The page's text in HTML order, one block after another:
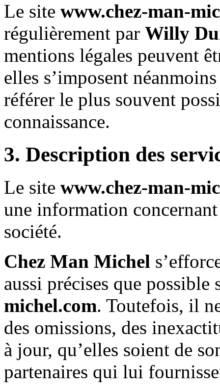
Le site www.chez-man-
régulièrement par Willy
mentions légales peuvent
elles s’imposent
référer le plus souvent
connaissance.
3. Description des
Le site www.chez-man-
une information
société.
Chez Man Michel
aussi précises que
michel.com. Toutefois, il
des omissions, des
à jour, qu’elles soient de
partenaires qui lui